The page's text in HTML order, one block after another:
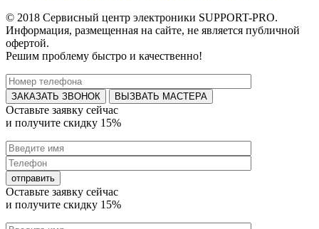
© 2018 Сервисный центр электроники SUPPORT-PRO.
Информация, размещенная на сайте, не является публичной
офертой.
Решим проблему быстро и качественно!
ВЫЗВАТЬ МАСТЕРА
Оставьте заявку сейчас
и получите скидку 15%
Оставьте заявку сейчас
и получите скидку 15%